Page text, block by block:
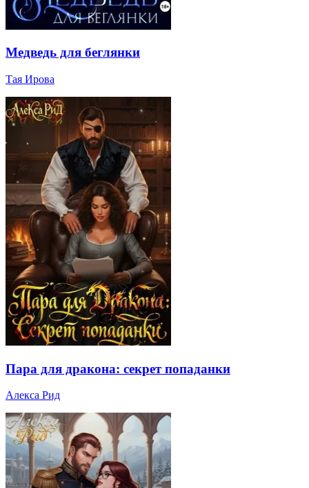
Медведь для беглянки
Тая Ирова
Пара для дракона: секрет попаданки
Алекса Рид